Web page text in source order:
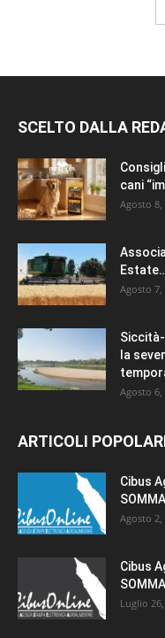
SCELTO DALLA
cani
Agosto 8,
Agosto 7,
la
Agosto 6,
ARTICOLI
Cibus
Agosto 2,
Cibus
Luglio